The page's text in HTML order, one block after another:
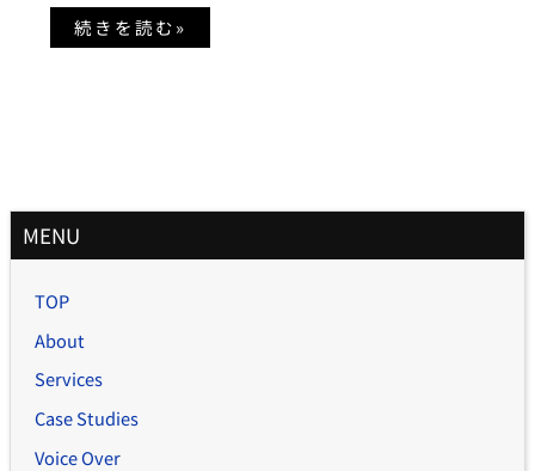
続きを読む»
MENU
TOP
About
Services
Case Studies
Voice Over
月
別
記
事